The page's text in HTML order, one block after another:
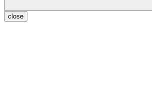
close